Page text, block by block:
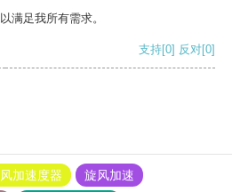
满足我所有需求。
支持[0] 反对[0]
加速度器
旋风加速